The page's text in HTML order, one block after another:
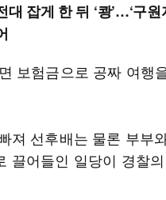
대 잡게 한 뒤 ‘쾅’…‘구원
보험금으로 공짜 여행
져 선후배는 물론 부부
끌어들인 일당이 경찰